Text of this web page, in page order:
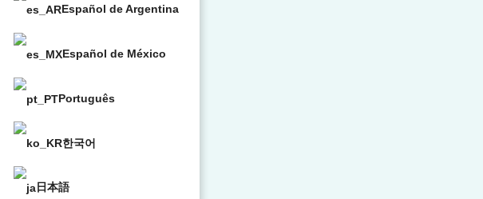
Español de Argentina
Español de México
Português
한국어
日本語